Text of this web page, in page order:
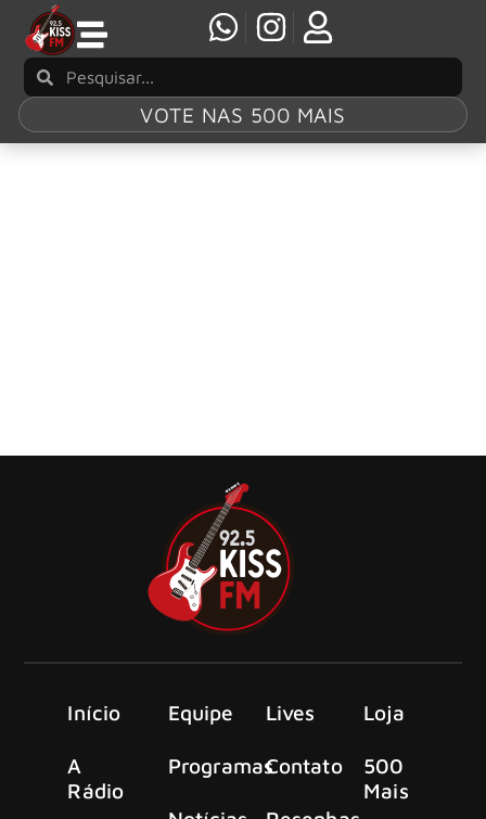
VOTE NAS 500 MAIS
Início
A
Rádio
Equipe
Programas
Lives
Contato
Loja
500
Mais